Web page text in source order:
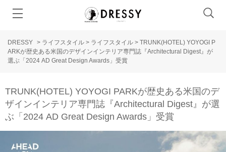
DRESSY > ライフスタイル > ライフスタイル > TRUNK(HOTEL) YOYOGI P
ARKが歴史ある米国のデザインインテリア専門誌『Architectural Digest』が
選ぶ「2024 AD Great Design Awards」受賞
TRUNK(HOTEL) YOYOGI PARKが歴史ある米国のデ
ザインインテリア専門誌『Architectural Digest』が選
ぶ「2024 AD Great Design Awards」受賞